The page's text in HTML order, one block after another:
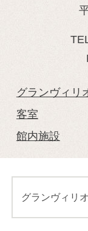
グランヴィリ
客室
館内施設
グランヴィリ